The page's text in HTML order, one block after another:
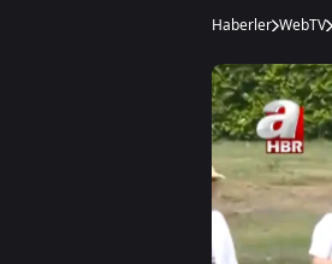
Haberler WebTV